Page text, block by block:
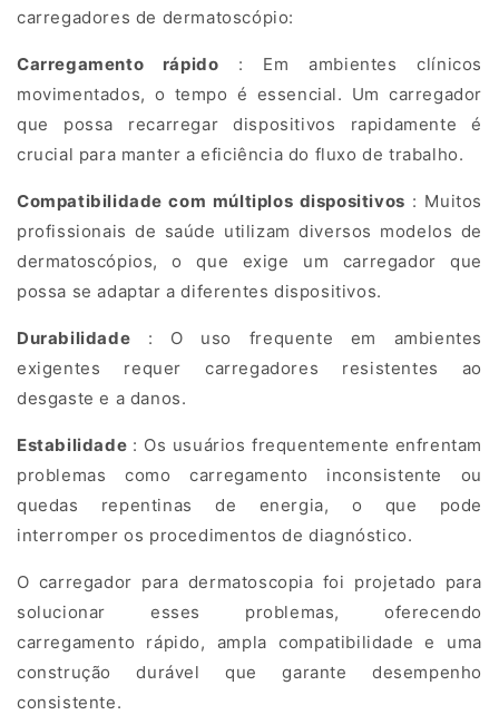
environments.
Reliable
charging
essential
for
maintaining
diagnostic
accuracy
and
workflow
efficiency.
1
.
W
h
y
D
e
r
carregadores de dermatoscópio:
Carregamento rápido : Em ambientes clínicos
movimentados, o tempo é essencial. Um carregador
que possa recarregar dispositivos rapidamente é
crucial para manter a eficiência do fluxo de trabalho.
Compatibilidade com múltiplos dispositivos : Muitos
profissionais de saúde utilizam diversos modelos de
dermatoscópios, o que exige um carregador que
possa se adaptar a diferentes dispositivos.
Durabilidade : O uso frequente em ambientes
exigentes requer carregadores resistentes ao
desgaste e a danos.
Estabilidade : Os usuários frequentemente enfrentam
problemas como carregamento inconsistente ou
quedas repentinas de energia, o que pode
interromper os procedimentos de diagnóstico.
O carregador para dermatoscopia foi projetado para
solucionar esses problemas, oferecendo
carregamento rápido, ampla compatibilidade e uma
construção durável que garante desempenho
consistente.